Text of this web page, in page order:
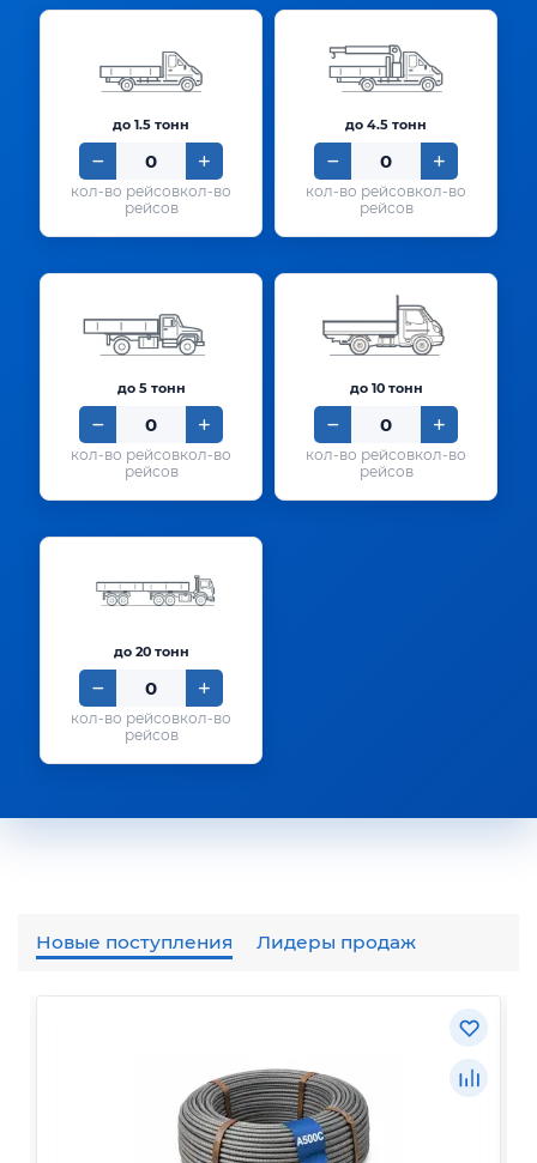
до 1.5 тонн
кол-во
рейсов
до 4.5 тонн
кол-во
рейсов
до 5 тонн
кол-во
рейсов
до 10 тонн
кол-во
рейсов
до 20 тонн
кол-во
рейсов
Новые поступления Лидеры продаж